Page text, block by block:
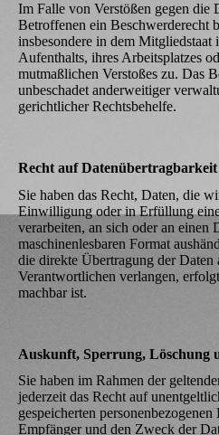
Im Falle von Verstößen gegen die
Betroffenen ein Beschwerderecht
insbesondere in dem Mitgliedstaat
Aufenthalts, ihres Arbeitsplatzes
mutmaßlichen Verstoßes zu. Das
unbeschadet anderweitiger
gerichtlicher Rechtsbehelfe.
Recht auf Datenübertragbarkeit
Sie haben das Recht, Daten, die
Einwilligung oder in Erfüllung
verarbeiten, an sich oder an einen
maschinenlesbaren Format
die direkte Übertragung der Daten
Verantwortlichen verlangen,
machbar ist.
Auskunft, Sperrung, Löschung
Sie haben im Rahmen der
jederzeit das Recht auf
gespeicherten
Empfänger und den Zweck der